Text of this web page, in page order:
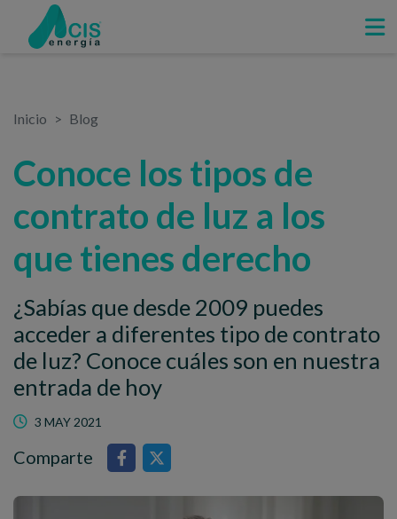
Inicio Blog
Conoce los tipos de
contrato de luz a los
que tienes derecho
¿Sabías que desde 2009 puedes
acceder a diferentes tipo de contrato
de luz? Conoce cuáles son en nuestra
entrada de hoy
3 MAY 2021
Comparte